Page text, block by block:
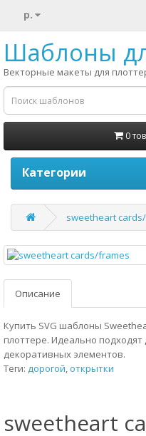
р.
Шаблоны
Векторные макеты для
0
Категории
sweetheart
Описание
Купить SVG шаблоны
плоттере. Идеально подходят
декоративных элементов.
Теги: дорогой,открытки
sweetheart